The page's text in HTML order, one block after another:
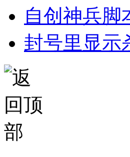
自创神兵脚
封号里显示